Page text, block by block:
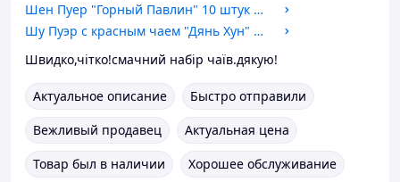
Шен Пуер "Горный Павлин" 10 штук по 8 грамм
Шу Пуэр с красным чаем "Дянь Хун" 5 штук по 8 грамм
Швидко,чітко!смачний набір чаїв.дякую!
Актуальное описание
Быстро отправили
Вежливый продавец
Актуальная цена
Товар был в наличии
Хорошее обслуживание